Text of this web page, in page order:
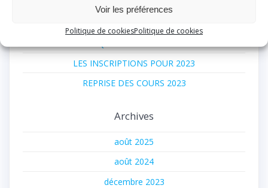
Voir les préférences
Politique de cookiesPolitique de cookies
FORUM SAMEDI 7 SEPTEMBRE 2024 POUR
LES INSCRIPTIONS POUR 2023
REPRISE DES COURS 2023
Archives
août 2025
août 2024
décembre 2023